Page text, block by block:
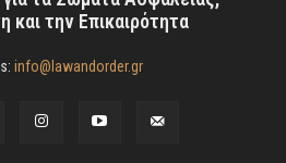
και την Επικαιρότητα
info@lawandorder.gr